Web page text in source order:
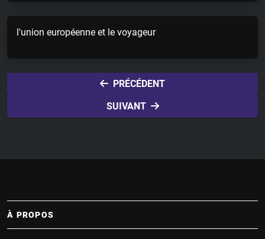
s
l'union européenne et le voyageur
PRÉCÉDENT
SUIVANT
À PROPOS